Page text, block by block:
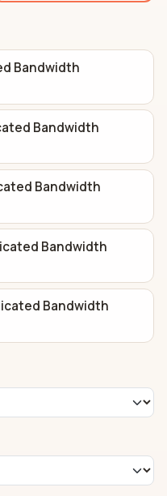
Bandwidth
Bandwidth
Bandwidth
Bandwidth
Bandwidth